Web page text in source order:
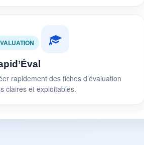
rapidement des fiches d’évaluation
claires et exploitables.